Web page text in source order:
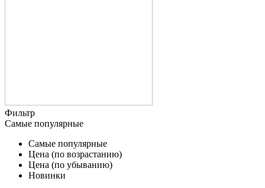
Фильтр
Самые популярные
Самые популярные
Цена (по возрастанию)
Цена (по убыванию)
Новинки